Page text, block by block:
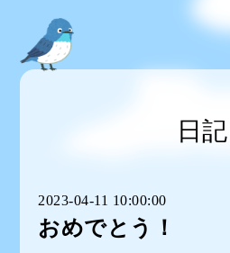
日記
2023-04-11 10:00:00
おめでとう！